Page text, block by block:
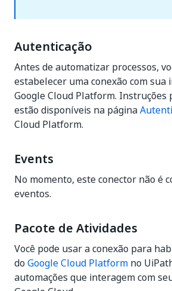
Autenticação
Antes de automatizar processos,
estabelecer uma conexão com sua
Google Cloud Platform. Instruções
estão disponíveis na página
Cloud Platform.
Events
No momento, este conector não é
eventos.
Pacote de Atividades
Você pode usar a conexão para
do Google Cloud Platform no
automações que interagem com